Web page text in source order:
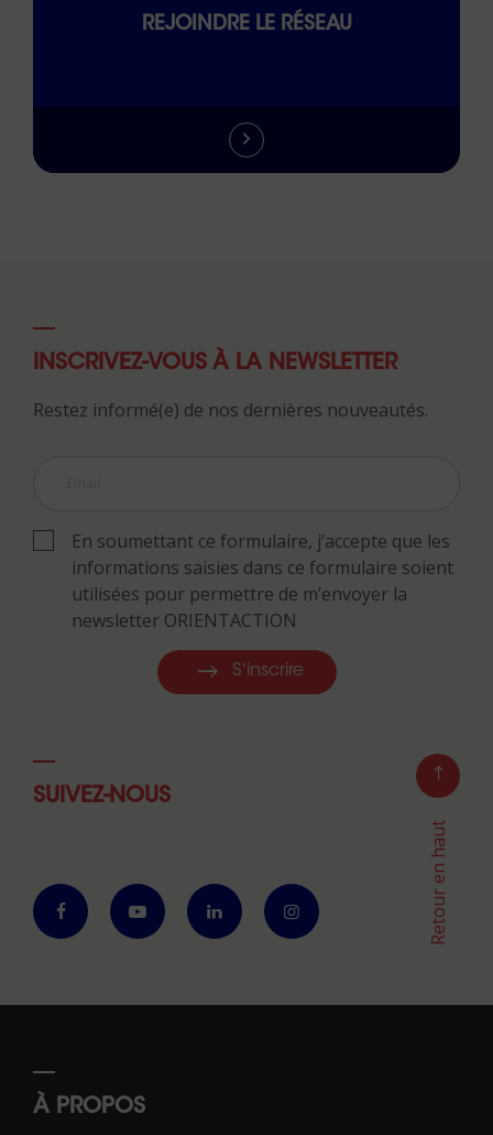
REJOINDRE LE RÉSEAU
INSCRIVEZ-VOUS À LA NEWSLETTER
Restez informé(e) de nos dernières nouveautés.
En soumettant ce formulaire, j’accepte que les
informations saisies dans ce formulaire soient
utilisées pour permettre de m’envoyer la
newsletter ORIENTACTION
S'inscrire
SUIVEZ-NOUS
Retour en haut
À PROPOS